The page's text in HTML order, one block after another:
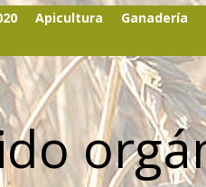
Apicultura Ganadería